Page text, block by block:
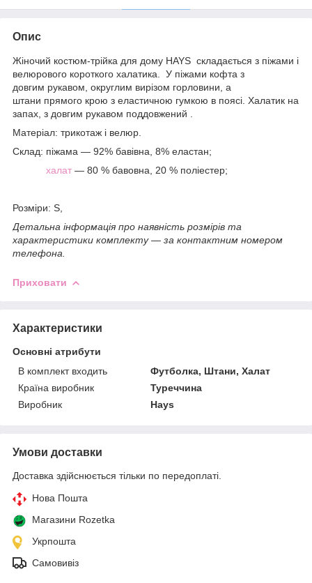
Опис
Жіночий костюм-трійка для дому HAYS складається з піжами і
велюрового короткого халатика . У піжами кофта з
довгим рукавом, округлим вирізом горловини, а
штани прямого крою з еластичною гумкою в поясі. Халатик на
запах, з довгим рукавом поддовжений .
Матеріал: трикотаж і велюр.
Склад: піжама ― 92% бавівна, 8% еластан;
халат ― 80 % бавовна, 20 % поліестер;
Розміри: S,
Детальна інформація про наявність розмірів та
характеристики комплекту— за контактним номером
телефона.
Приховати
Характеристики
Основні атрибути
В комплект входить
Футболка, Штани, Халат
Країна виробник
Туреччина
Виробник
Hays
Умови доставки
Доставка здійснюється тільки по передоплаті.
Нова Пошта
Магазини Rozetka
Укрпошта
Самовивіз